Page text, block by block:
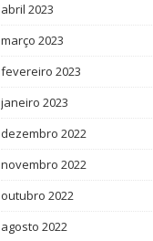
abril 2023
março 2023
fevereiro 2023
janeiro 2023
dezembro 2022
novembro 2022
outubro 2022
agosto 2022